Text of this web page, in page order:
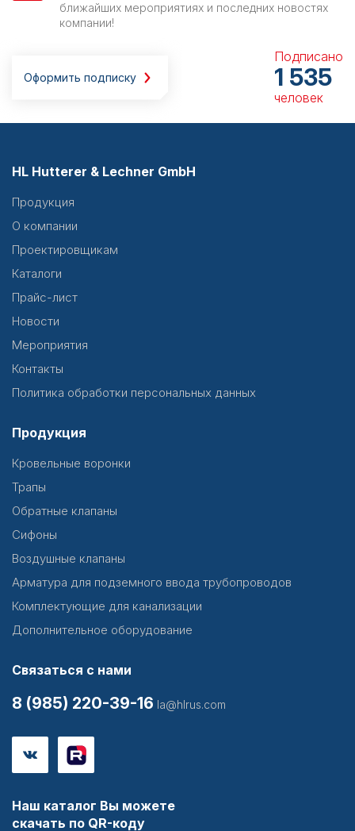
ближайших мероприятиях и последних новостях
компании!
Оформить подписку
Подписано
1 535
человек
HL Hutterer & Lechner GmbH
Продукция
О компании
Проектировщикам
Каталоги
Прайс-лист
Новости
Мероприятия
Контакты
Политика обработки персональных данных
Продукция
Кровельные воронки
Трапы
Обратные клапаны
Сифоны
Воздушные клапаны
Арматура для подземного ввода трубопроводов
Комплектующие для канализации
Дополнительное оборудование
Связаться с нами
8 (985) 220-39-16 la@hlrus.com
Наш каталог Вы можете
скачать по QR-коду